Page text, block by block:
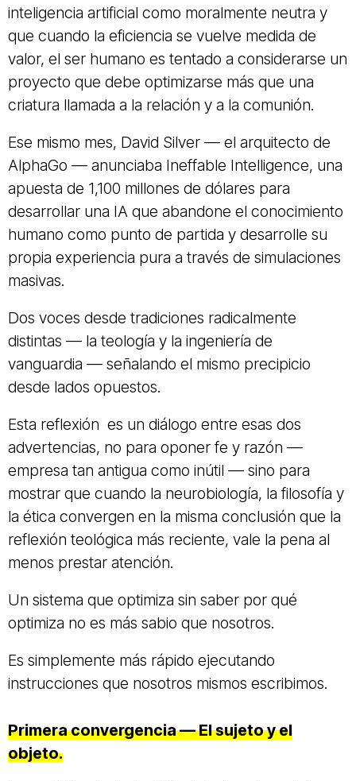
inteligencia artificial como moralmente neutra y
que cuando la eficiencia se vuelve medida de
valor, el ser humano es tentado a considerarse un
proyecto que debe optimizarse más que una
criatura llamada a la relación y a la comunión.
Ese mismo mes, David Silver — el arquitecto de
AlphaGo — anunciaba Ineffable Intelligence, una
apuesta de 1,100 millones de dólares para
desarrollar una IA que abandone el conocimiento
humano como punto de partida y desarrolle su
propia experiencia pura a través de simulaciones
masivas.
Dos voces desde tradiciones radicalmente
distintas — la teología y la ingeniería de
vanguardia — señalando el mismo precipicio
desde lados opuestos.
Esta reflexión es un diálogo entre esas dos
advertencias, no para oponer fe y razón —
empresa tan antigua como inútil — sino para
mostrar que cuando la neurobiología, la filosofía y
la ética convergen en la misma conclusión que la
reflexión teológica más reciente, vale la pena al
menos prestar atención.
Un sistema que optimiza sin saber por qué
optimiza no es más sabio que nosotros.
Es simplemente más rápido ejecutando
instrucciones que nosotros mismos escribimos.
Primera convergencia — El sujeto y el
objeto.